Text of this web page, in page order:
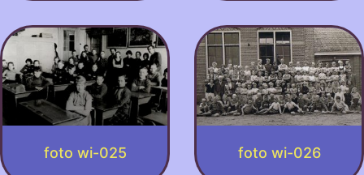
foto wi-025 foto wi-026